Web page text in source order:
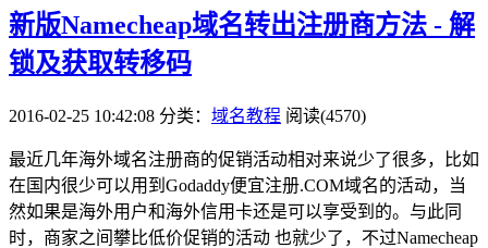
新版Namecheap域名转出注册商方法 - 解
锁及获取转移码
2016-02-25 10:42:08 分类： 域名教程 阅读(4570)
最近几年海外域名注册商的促销活动相对来说少了很多，比如
在国内很少可以用到Godaddy便宜注册.COM域名的活动，当
然如果是海外用户和海外信用卡还是可以享受到的。与此同
时，商家之间攀比低价促销的活动 也就少了，不过Namecheap